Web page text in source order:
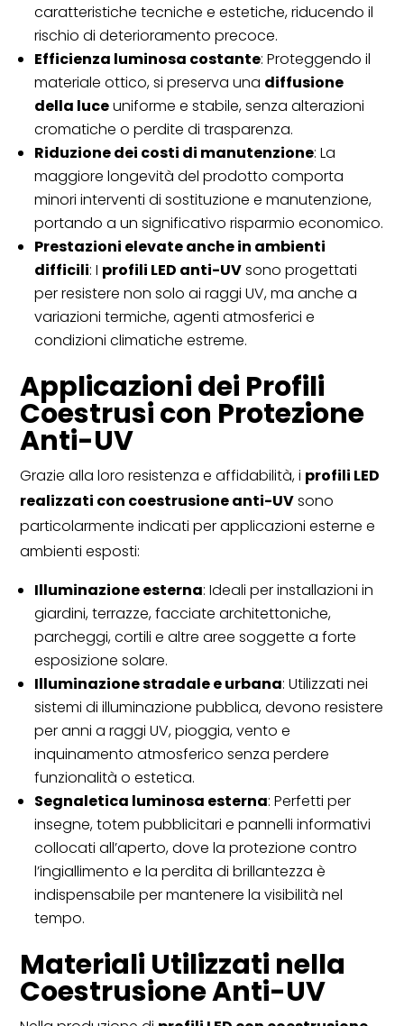
caratteristiche tecniche e estetiche, riducendo il
rischio di deterioramento precoce.
Efficienza luminosa costante: Proteggendo il
materiale ottico, si preserva una diffusione
della luceuniforme e stabile, senza alterazioni
cromatiche o perdite di trasparenza.
Riduzione dei costi di manutenzione: La
maggiore longevità del prodotto comporta
minori interventi di sostituzione e manutenzione,
portando a un significativo risparmio economico.
Prestazioni elevate anche in ambienti
difficili: I profili LED anti-UVsono progettati
per resistere non solo ai raggi UV, ma anche a
variazioni termiche, agenti atmosferici e
condizioni climatiche estreme.
Applicazioni dei Profili
Coestrusi con Protezione
Anti-UV
Grazie alla loro resistenza e affidabilità, i profili LED
realizzati con coestrusione anti-UVsono
particolarmente indicati per applicazioni esterne e
ambienti esposti:
Illuminazione esterna: Ideali per installazioni in
giardini, terrazze, facciate architettoniche,
parcheggi, cortili e altre aree soggette a forte
esposizione solare.
Illuminazione stradale e urbana: Utilizzati nei
sistemi di illuminazione pubblica, devono resistere
per anni a raggi UV, pioggia, vento e
inquinamento atmosferico senza perdere
funzionalità o estetica.
Segnaletica luminosa esterna: Perfetti per
insegne, totem pubblicitari e pannelli informativi
collocati all’aperto, dove la protezione contro
l’ingiallimento e la perdita di brillantezza è
indispensabile per mantenere la visibilità nel
tempo.
Materiali Utilizzati nella
Coestrusione Anti-UV